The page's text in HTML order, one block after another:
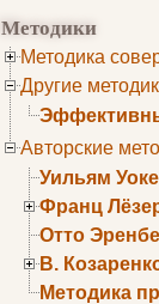
Методики
Методика
Другие
Авторские
Уильям
Франц
Отто
В.
Методика